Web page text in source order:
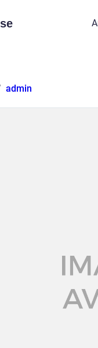
se
admin